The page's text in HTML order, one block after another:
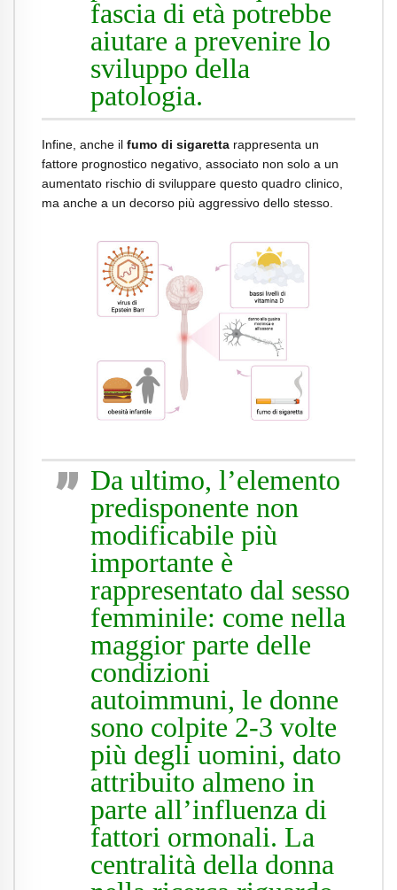
fascia di età potrebbe
aiutare a prevenire lo
sviluppo della
patologia.
Infine, anche il fumo di sigaretta rappresenta un
fattore prognostico negativo, associato non solo a un
aumentato rischio di sviluppare questo quadro clinico,
ma anche a un decorso più aggressivo dello stesso.
Da ultimo, l’elemento
predisponente non
modificabile più
importante è
rappresentato dal sesso
femminile: come nella
maggior parte delle
condizioni
autoimmuni, le donne
sono colpite 2-3 volte
più degli uomini, dato
attribuito almeno in
parte all’influenza di
fattori ormonali. La
centralità della donna